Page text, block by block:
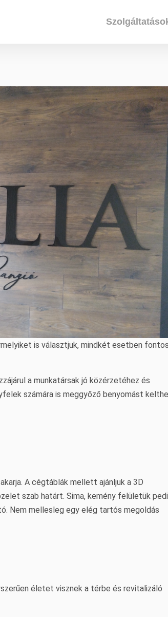
is választjuk, mindkét esetben
a munkatársak jó közérzetéhez és
számára is meggyőző benyomást
A cégtáblák mellett ajánljuk a 3D
szab határt. Sima, kemény felületük
Nem mellesleg egy elég tartós megoldás
életet visznek a térbe és revitalizáló